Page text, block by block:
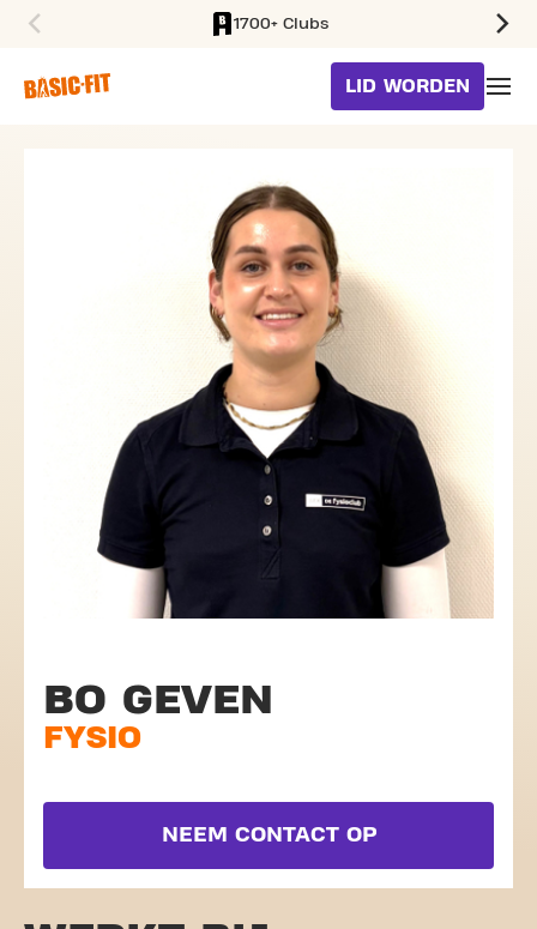
1700+ Clubs
LID WORDEN
BO GEVEN
FYSIO
NEEM CONTACT OP